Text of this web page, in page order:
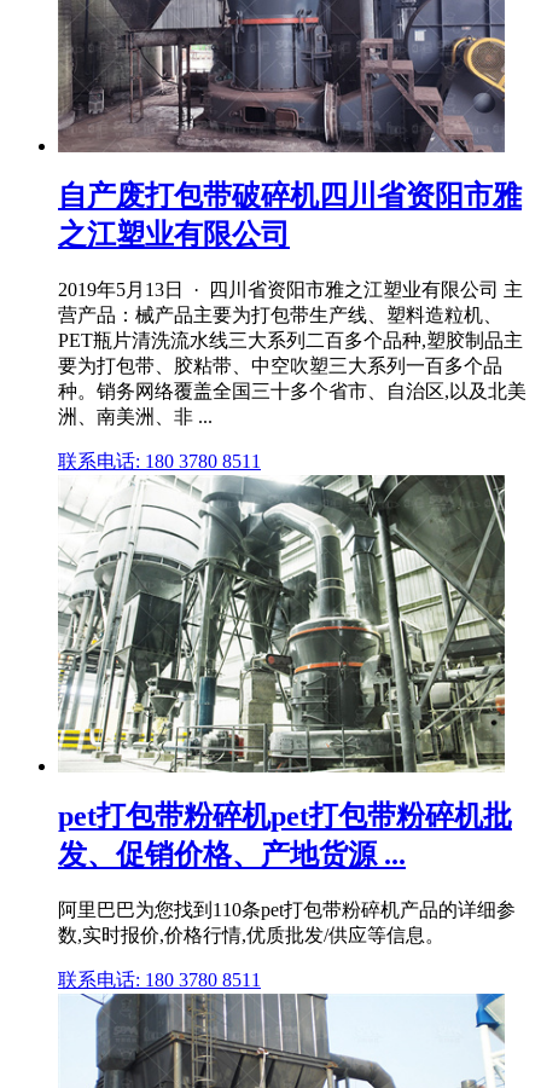
自产废打包带破碎机四川省资阳市雅
之江塑业有限公司
2019年5月13日 · 四川省资阳市雅之江塑业有限公司 主
营产品：械产品主要为打包带生产线、塑料造粒机、
PET瓶片清洗流水线三大系列二百多个品种,塑胶制品主
要为打包带、胶粘带、中空吹塑三大系列一百多个品
种。销务网络覆盖全国三十多个省市、自治区,以及北美
洲、南美洲、非 ...
联系电话: 180 3780 8511
pet打包带粉碎机pet打包带粉碎机批
发、促销价格、产地货源 ...
阿里巴巴为您找到110条pet打包带粉碎机产品的详细参
数,实时报价,价格行情,优质批发/供应等信息。
联系电话: 180 3780 8511